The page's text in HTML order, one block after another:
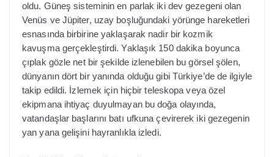
oldu. Güneş sisteminin en parlak iki dev gezegeni olan
Venüs ve Jüpiter, uzay boşluğundaki yörünge hareketleri
esnasında birbirine yaklaşarak nadir bir kozmik
kavuşma gerçekleştirdi. Yaklaşık 150 dakika boyunca
çıplak gözle net bir şekilde izlenebilen bu görsel şölen,
dünyanın dört bir yanında olduğu gibi Türkiye’de de ilgiyle
takip edildi. İzlemek için hiçbir teleskopa veya özel
ekipmana ihtiyaç duyulmayan bu doğa olayında,
vatandaşlar başlarını batı ufkuna çevirerek iki gezegenin
yan yana gelişini hayranlıkla izledi.